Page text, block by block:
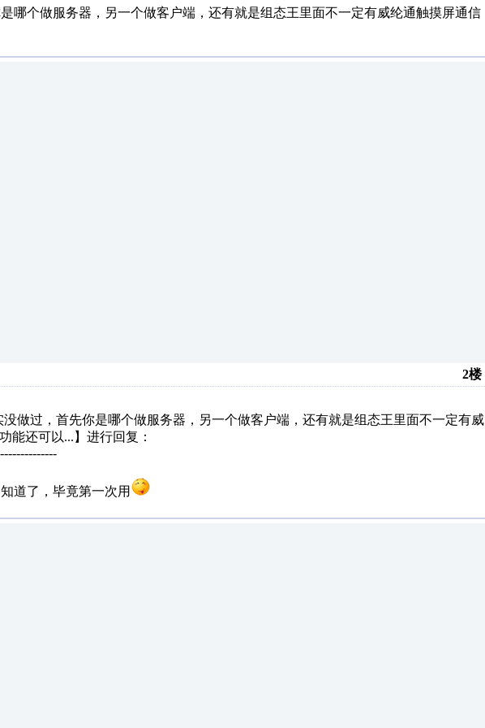
哪个做服务器，另一个做客户端，还有就是组态王里面不一定有威纶通触摸屏通信
2楼
过，首先你是哪个做服务器，另一个做客户端，还有就是组态王里面不一定有威
能还可以...】进行回复：
道了，毕竟第一次用